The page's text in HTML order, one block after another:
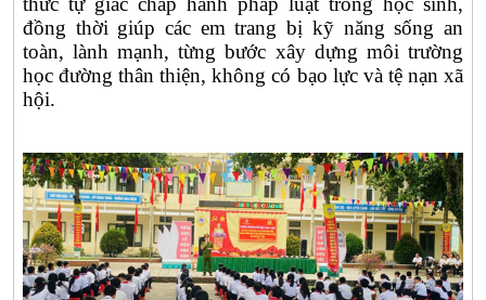
đồng thời giúp các em trang bị kỹ năng sống an
toàn, lành mạnh, từng bước xây dựng môi trường
học đường thân thiện, không có bạo lực và tệ nạn xã
hội.